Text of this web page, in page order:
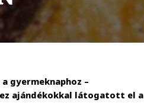
gyermeknaphoz –
ajándékokkal látogatott el a